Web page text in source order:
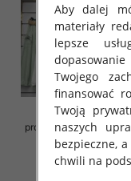
Spódnice damskie
produkt) Roz Standard,
Paczka 5 szt
38.00 zł
Aby dalej
materiały
lepsze
Twojego
finansować
Twoją
naszych
bezpieczne,
chwili na